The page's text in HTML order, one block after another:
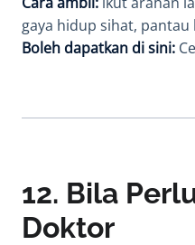
gaya hidup sihat,
Boleh dapatkan di sini:
12. Bila
Doktor